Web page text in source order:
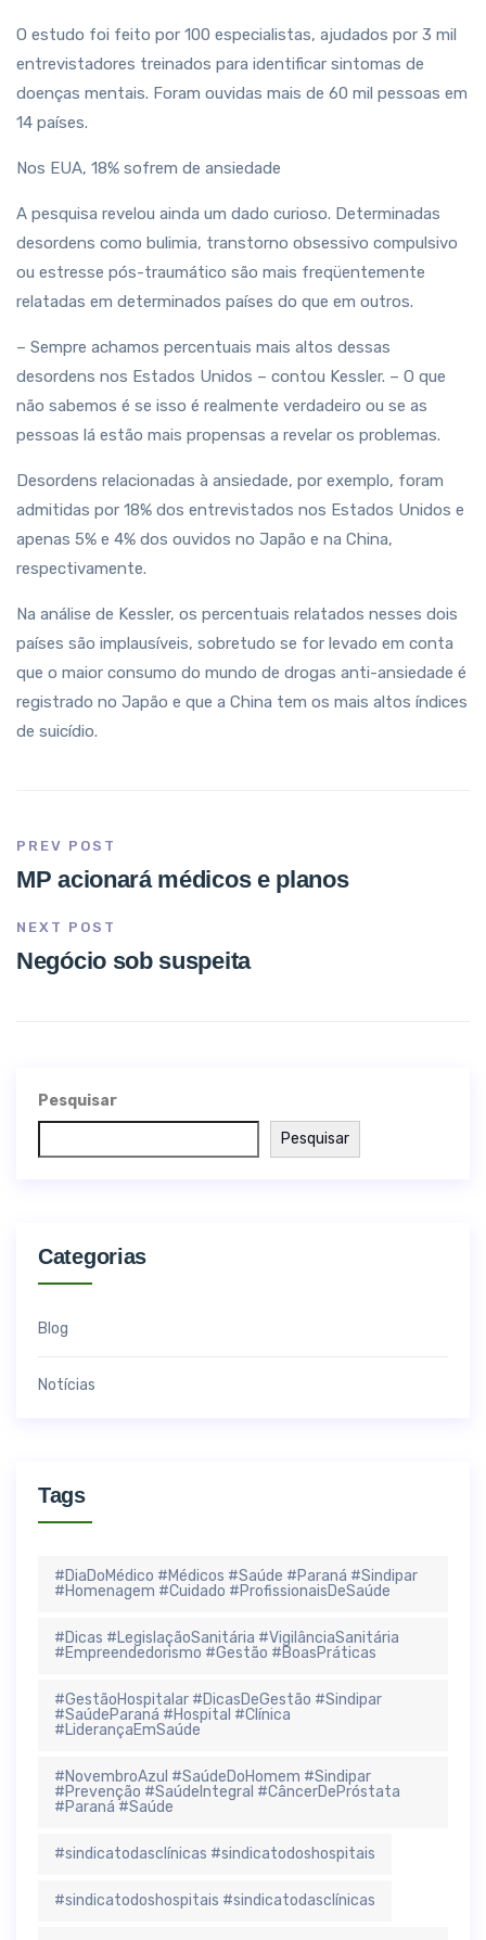
O estudo foi feito por 100 especialistas, ajudados por 3 mil
entrevistadores treinados para identificar sintomas de
doenças mentais. Foram ouvidas mais de 60 mil pessoas em
14 países.
Nos EUA, 18% sofrem de ansiedade
A pesquisa revelou ainda um dado curioso. Determinadas
desordens como bulimia, transtorno obsessivo compulsivo
ou estresse pós-traumático são mais freqüentemente
relatadas em determinados países do que em outros.
– Sempre achamos percentuais mais altos dessas
desordens nos Estados Unidos – contou Kessler. – O que
não sabemos é se isso é realmente verdadeiro ou se as
pessoas lá estão mais propensas a revelar os problemas.
Desordens relacionadas à ansiedade, por exemplo, foram
admitidas por 18% dos entrevistados nos Estados Unidos e
apenas 5% e 4% dos ouvidos no Japão e na China,
respectivamente.
Na análise de Kessler, os percentuais relatados nesses dois
países são implausíveis, sobretudo se for levado em conta
que o maior consumo do mundo de drogas anti-ansiedade é
registrado no Japão e que a China tem os mais altos índices
de suicídio.
PREV POST
MP acionará médicos e planos
NEXT POST
Negócio sob suspeita
Pesquisar
Pesquisar
Categorias
Blog
Notícias
Tags
#DiaDoMédico #Médicos #Saúde #Paraná #Sindipar
#Homenagem #Cuidado #ProfissionaisDeSaúde
#Dicas #LegislaçãoSanitária #VigilânciaSanitária
#Empreendedorismo #Gestão #BoasPráticas
#GestãoHospitalar #DicasDeGestão #Sindipar
#SaúdeParaná #Hospital #Clínica
#LiderançaEmSaúde
#NovembroAzul #SaúdeDoHomem #Sindipar
#Prevenção #SaúdeIntegral #CâncerDePróstata
#Paraná #Saúde
#sindicatodasclínicas #sindicatodoshospitais
#sindicatodoshospitais #sindicatodasclínicas